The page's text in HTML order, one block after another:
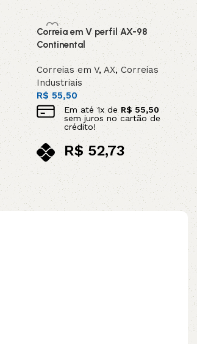
Correia em V perfil AX-98
Continental
Correias em V,AX,Correias
Industriais
R$ 55,50
Em até1x deR$55,50
sem juros no cartão de
crédito!
R$52,73
no pix
Adicionar ao carrinho